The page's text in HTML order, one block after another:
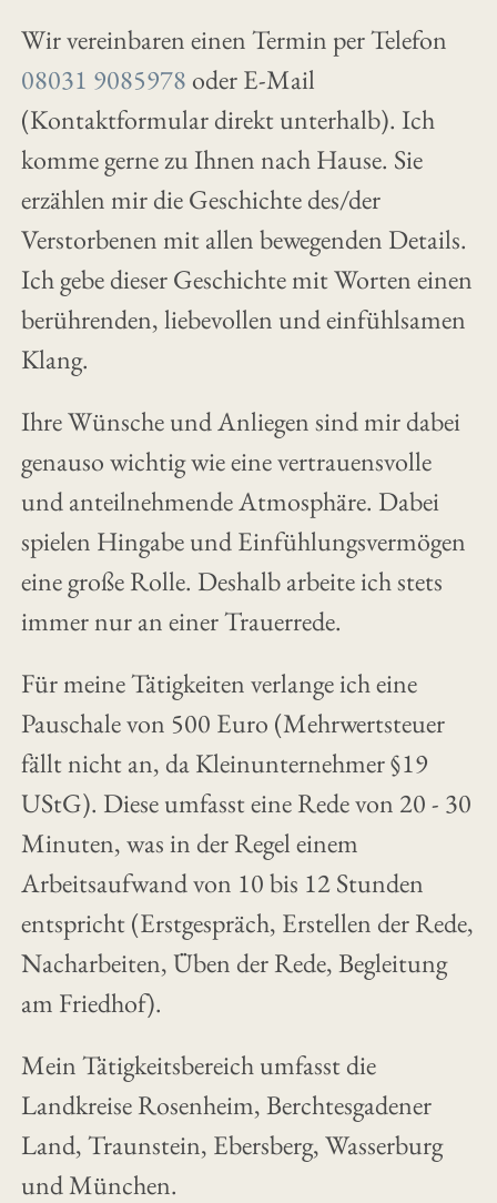
Wir vereinbaren einen Termin per Telefon
08031 9085978 oder E-Mail
(Kontaktformular direkt unterhalb). Ich
komme gerne zu Ihnen nach Hause. Sie
erzählen mir die Geschichte des/der
Verstorbenen mit allen bewegenden Details.
Ich gebe dieser Geschichte mit Worten einen
berührenden, liebevollen und einfühlsamen
Klang.
Ihre Wünsche und Anliegen sind mir dabei
genauso wichtig wie eine vertrauensvolle
und anteilnehmende Atmosphäre. Dabei
spielen Hingabe und Einfühlungsvermögen
eine große Rolle. Deshalb arbeite ich stets
immer nur an einer Trauerrede.
Für meine Tätigkeiten verlange ich eine
Pauschale von 500 Euro (Mehrwertsteuer
fällt nicht an, da Kleinunternehmer §19
UStG). Diese umfasst eine Rede von 20 - 30
Minuten, was in der Regel einem
Arbeitsaufwand von 10 bis 12 Stunden
entspricht (Erstgespräch, Erstellen der Rede,
Nacharbeiten, Üben der Rede, Begleitung
am Friedhof).
Mein Tätigkeitsbereich umfasst die
Landkreise Rosenheim, Berchtesgadener
Land, Traunstein, Ebersberg, Wasserburg
und München.